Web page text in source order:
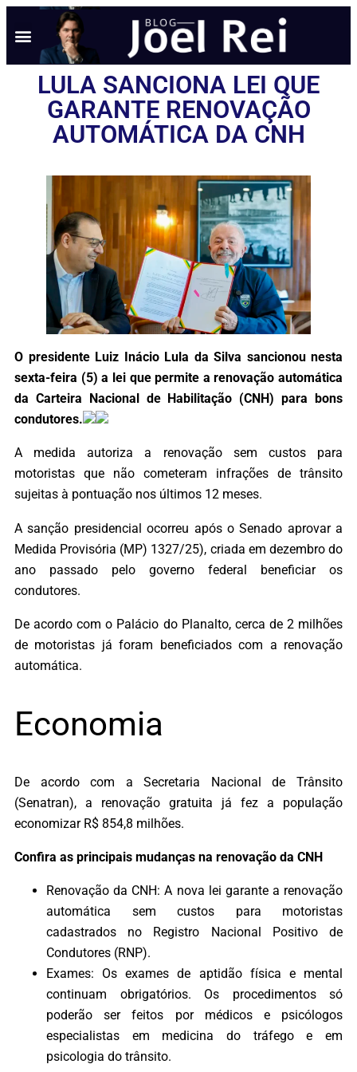
LULA SANCIONA LEI QUE
GARANTE RENOVAÇÃO
AUTOMÁTICA DA CNH
O presidente Luiz Inácio Lula da Silva sancionou nesta
sexta-feira (5) a lei que permite a renovação automática
da Carteira Nacional de Habilitação (CNH) para bons
condutores.
A medida autoriza a renovação sem custos para
motoristas que não cometeram infrações de trânsito
sujeitas à pontuação nos últimos 12 meses.
A sanção presidencial ocorreu após o Senado aprovar a
Medida Provisória (MP) 1327/25), criada em dezembro do
ano passado pelo governo federal beneficiar os
condutores.
De acordo com o Palácio do Planalto, cerca de 2 milhões
de motoristas já foram beneficiados com a renovação
automática.
Economia
De acordo com a Secretaria Nacional de Trânsito
(Senatran), a renovação gratuita já fez a população
economizar R$ 854,8 milhões.
Confira as principais mudanças na renovação da CNH
Renovação da CNH: A nova lei garante a renovação
automática sem custos para motoristas
cadastrados no Registro Nacional Positivo de
Condutores (RNP).
Exames: Os exames de aptidão física e mental
continuam obrigatórios. Os procedimentos só
poderão ser feitos por médicos e psicólogos
especialistas em medicina do tráfego e em
psicologia do trânsito.